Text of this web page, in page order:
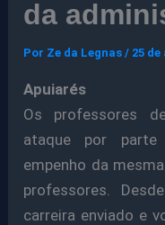
da
Por Ze da Legnas/ 25 de
Apuiarés
Os professores
ataque por
empenho da
professores.
carreira enviado e